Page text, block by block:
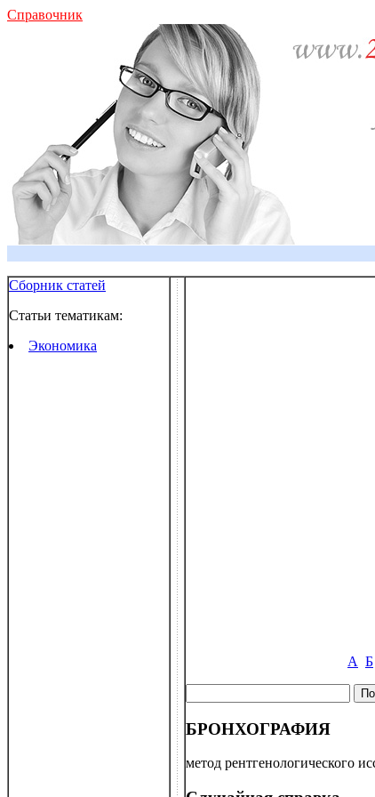
Справочник
Сборник статей
Статьи тематикам:
Экономика
А Б
БРОНХОГРАФИЯ
метод рентгенологического